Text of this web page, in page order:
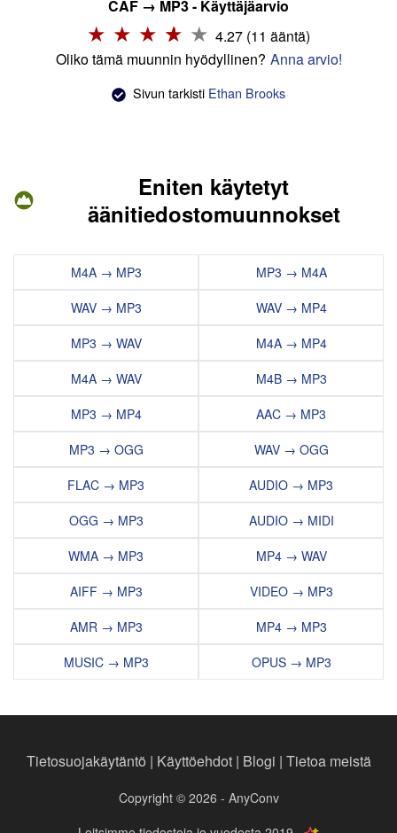
CAF → MP3 - Käyttäjäarvio
4.27 (11 ääntä)
Oliko tämä muunnin hyödyllinen? Anna arvio!
Sivun tarkisti Ethan Brooks
Eniten käytetyt
äänitiedostomuunnokset
M4A → MP3
WAV → MP3
MP3 → WAV
M4A → WAV
MP3 → MP4
MP3 → OGG
FLAC → MP3
OGG → MP3
WMA → MP3
AIFF → MP3
AMR → MP3
MUSIC → MP3
MP3 → M4A
WAV → MP4
M4A → MP4
M4B → MP3
AAC → MP3
WAV → OGG
AUDIO → MP3
AUDIO → MIDI
MP4 → WAV
VIDEO → MP3
MP4 → MP3
OPUS → MP3
Tietosuojakäytäntö | Käyttöehdot| Blogi | Tietoa meistä
Copyright © 2026 - AnyConv